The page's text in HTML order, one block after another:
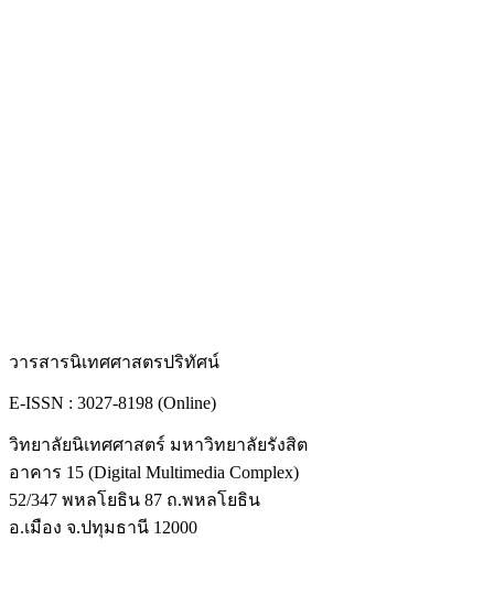
วารสารนิเทศศาสตรปริทัศน์
E-ISSN : 3027-8198 (Online)
วิทยาลัยนิเทศศาสตร์ มหาวิทยาลัยรังสิต
อาคาร 15 (Digital Multimedia Complex)
52/347 พหลโยธิน 87 ถ.พหลโยธิน
อ.เมือง จ.ปทุมธานี 12000